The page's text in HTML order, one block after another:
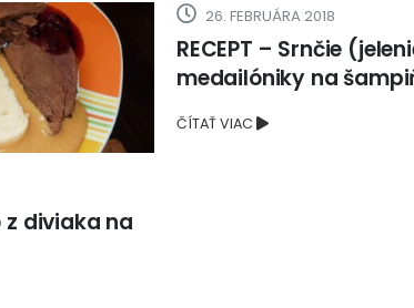
z diviaka na
26. FEBRUÁRA 2018
RECEPT – Srnčie
medailóniky na
ČÍTAŤ VIAC